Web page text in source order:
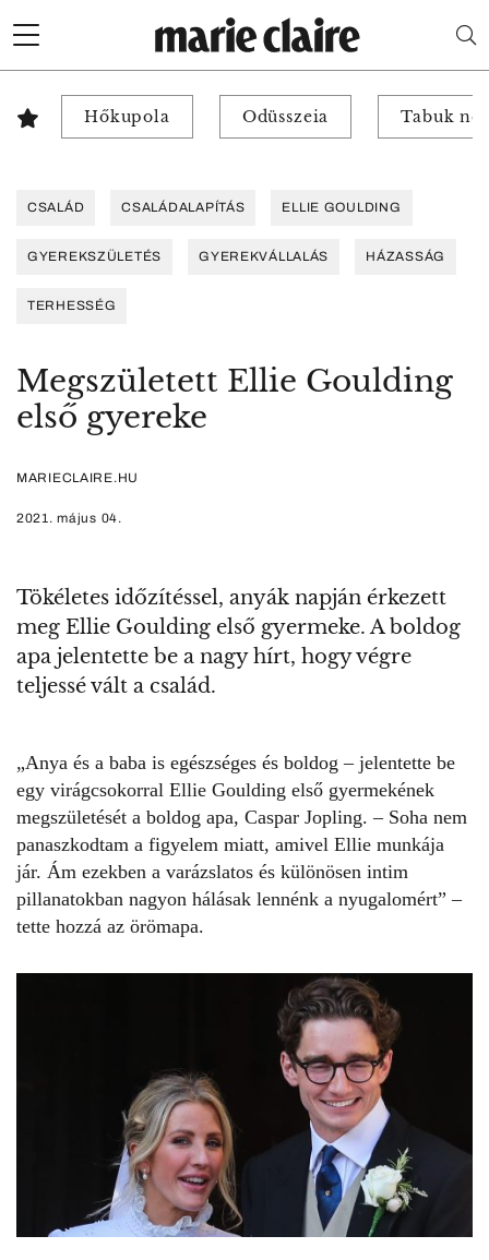
Hőkupola Odüsszeia Tabuk
CSALÁD CSALÁDALAPÍTÁS ELLIE GOULDING
GYEREKSZÜLETÉS GYEREKVÁLLALÁS HÁZASSÁG
TERHESSÉG
Megszületett Ellie Goulding
első gyereke
MARIECLAIRE.HU
2021. május 04.
Tökéletes időzítéssel, anyák napján érkezett
meg Ellie Goulding első gyermeke. A boldog
apa jelentette be a nagy hírt, hogy végre
teljessé vált a család.
„Anya és a baba is egészséges és boldog – jelentette be
egy virágcsokorral Ellie Goulding első gyermekének
megszületését a boldog apa, Caspar Jopling. – Soha nem
panaszkodtam a figyelem miatt, amivel Ellie munkája
jár. Ám ezekben a varázslatos és különösen intim
pillanatokban nagyon hálásak lennénk a nyugalomért” –
tette hozzá az örömapa.